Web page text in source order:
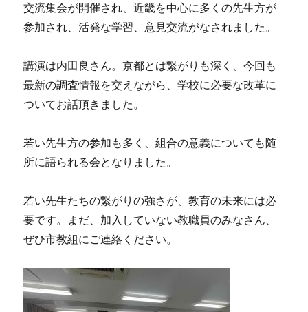
交流集会が開催され、近畿を中心に多くの先生方が
参加され、活発な学習、意見交流がなされました。
講演は内田良さん。京都とは繋がりも深く、今回も
最新の調査情報を交えながら、学校に必要な改革に
ついてお話頂きました。
若い先生方の参加も多く、組合の意義についても随
所に語られる会となりました。
若い先生たちの繋がりの強さが、教育の未来には必
要です。まだ、加入していない教職員のみなさん、
ぜひ市教組にご連絡ください。